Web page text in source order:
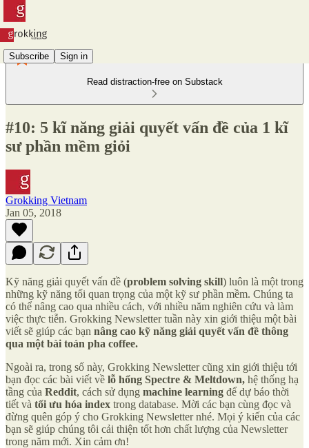
Subscribe Sign in
Read distraction-free on Substack
#10: 5 kĩ năng giải quyết vấn đề của 1 kĩ
sư phần mềm giỏi
Grokking Vietnam
Jan 05, 2018
Kỹ năng giải quyết vấn đề (problem solving skill) luôn là một trong
những kỹ năng tối quan trọng của một kỹ sư phần mềm. Chúng ta
có thể nâng cao qua nhiều cách, với nhiều năm nghiên cứu và làm
việc thực tiễn. Grokking Newsletter tuần này xin giới thiệu một bài
viết sẽ giúp các bạn nâng cao kỹ năng giải quyết vấn đề thông
qua một bài toán pha coffee.
Ngoài ra, trong số này, Grokking Newsletter cũng xin giới thiệu tới
bạn đọc các bài viết về lỗ hổng Spectre & Meltdown, hệ thống hạ
tầng của Reddit, cách sử dụng machine learning để dự báo thời
tiết và tối ưu hóa index trong database. Mời các bạn cùng đọc và
đừng quên góp ý cho Grokking Newsletter nhé. Mọi ý kiến của các
bạn sẽ giúp chúng tôi cải thiện tốt hơn chất lượng của Newsletter
trong năm mới. Xin cảm ơn!